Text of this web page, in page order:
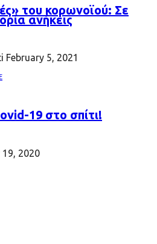
του κορωνοϊού: Σε
ανήκεις
February 5, 2021
19 στο σπίτι!
2020